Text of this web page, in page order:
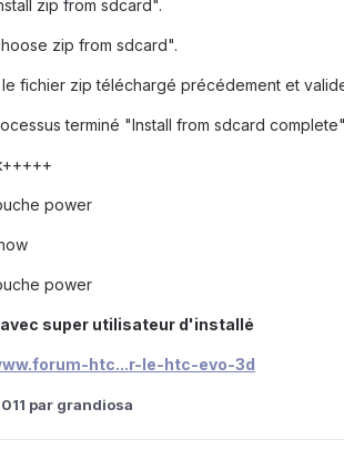
zip from sdcard".
zip from sdcard".
fichier zip téléchargé précédement et
terminé "Install from sdcard
power
power
super utilisateur d'installé
htc...r-le-htc-evo-3d
par grandiosa